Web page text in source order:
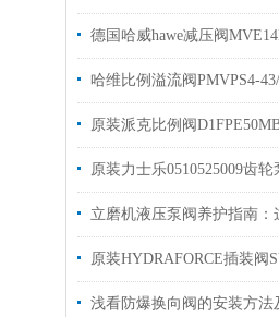
浅看防爆换向阀的安装方法